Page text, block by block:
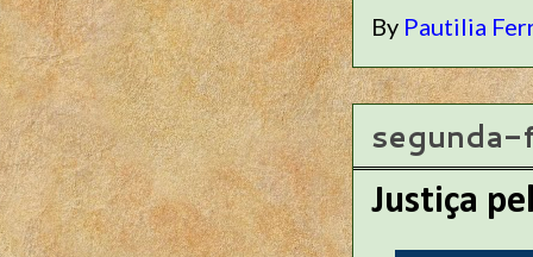
By Pautilia
Justiça